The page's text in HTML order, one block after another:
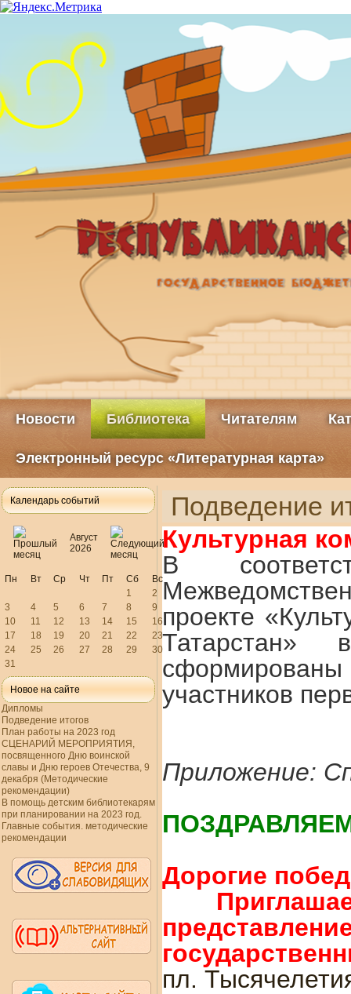
Новости Библиотека Читателям
Электронный ресурс «Литературная карта»
Календарь событий
Август
2026
Пн Вт Ср Чт Пт Сб
Вс
1
2
3
4 5 6 7 8
9
10
11 12 13 14 15
16
17
18 19 20 21 22
23
24
25 26 27 28 29
30
31
Новое на сайте
Дипломы
Подведение итогов
План работы на 2023 год
СЦЕНАРИЙ МЕРОПРИЯТИЯ,
посвященного Дню воинской
славы и Дню героев Отечества, 9
декабря (Методические
рекомендации)
В помощь детским библиотекарям
при планировании на 2023 год.
Главные события. методические
рекомендации
Подведение
Культурная
В
проекте
Татарстан»
участников
Приложение:
Дорогие
пл.